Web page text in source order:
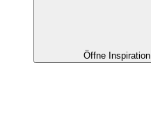
Öffne Inspiration